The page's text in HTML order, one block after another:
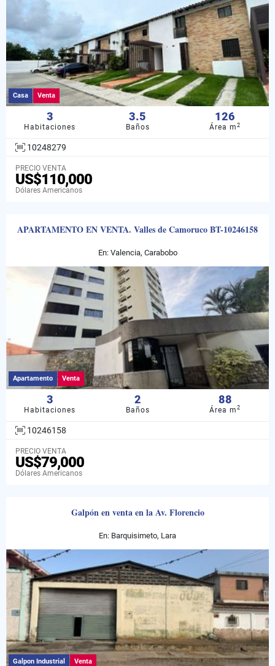
Casa Venta
3
Habitaciones
3.5
Baños
126
Área m2
10248279
PRECIO VENTA
US$110,000
Dólares Americanos
APARTAMENTO EN VENTA. Valles de Camoruco BT-10246158
En: Valencia, Carabobo
Apartamento Venta
3
Habitaciones
2
Baños
88
Área m2
10246158
PRECIO VENTA
US$79,000
Dólares Americanos
Galpón en venta en la Av. Florencio
En: Barquisimeto, Lara
Galpon Industrial Venta